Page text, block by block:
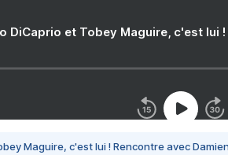
DiCaprio et Tobey Maguire, c'est lui
Maguire, c'est lui ! Rencontre avec